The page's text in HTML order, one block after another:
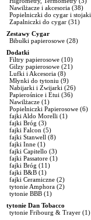
Nawilżacze i akcesoria (38)
Popielniczki do cygar i stojaki
Zapalniczki do cygar (31)
Zestawy Cygar
Bibułki papierosowe (28)
Dodatki
Filtry papierosowe (10)
Gilzy papierosowe (21)
Lufki i Akcesoria (8)
Młynki do tytoniu (9)
Nabijarki i Zwijarki (26)
Papierośnice i Etui (36)
Nawilżacze (1)
Popielniczki Papierosowe (6)
fajki Aldo Morelli (1)
fajki Bróg (3)
fajki Falcon (5)
fajki Stanwell (8)
fajki Inne (1)
fajki Capitello (3)
fajki Passatore (1)
fajki Bróg (11)
fajki B&B (1)
fajki Ceramiczne (2)
tytonie Amphora (2)
tytonie BBB (1)
tytonie Dan Tobacco
tytonie Fribourg & Trayer (1)